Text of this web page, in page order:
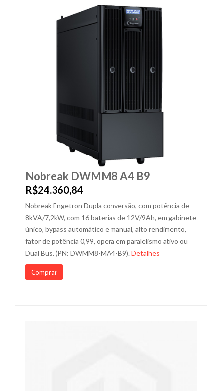
Nobreak DWMM8 A4 B9
R$24.360,84
Nobreak Engetron Dupla conversão, com potência de
8kVA/7,2kW, com 16 baterias de 12V/9Ah, em gabinete
único, bypass automático e manual, alto rendimento,
fator de potência 0,99, opera em paralelismo ativo ou
Dual Bus. (PN: DWMM8-MA4-B9). Detalhes
Comprar